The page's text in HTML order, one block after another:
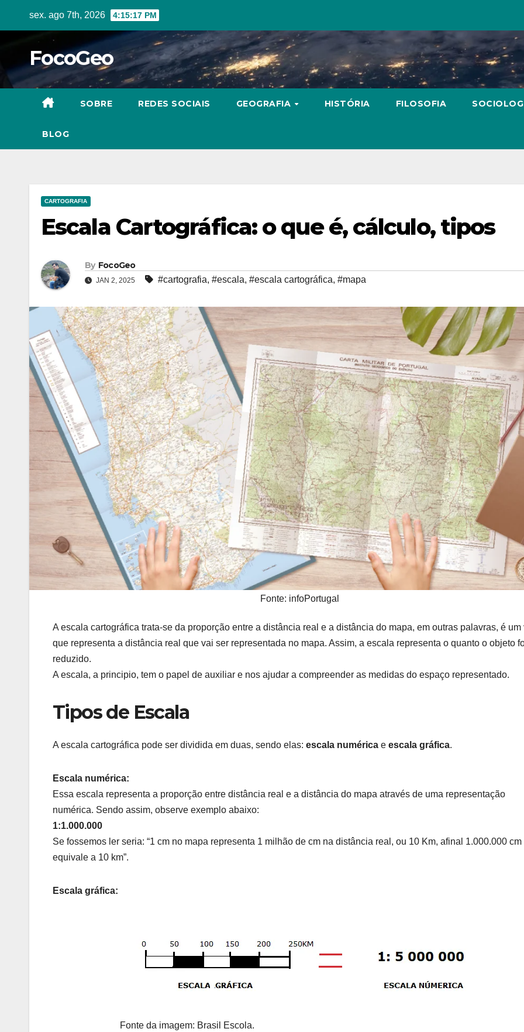
sex. ago 7th, 2026 4:15:19 PM
FocoGeo
SOBRE REDES SOCIAIS GEOGRAFIA HISTÓRIA FILOSOFIA
BLOG
CARTOGRAFIA
Escala Cartográfica: o que é, cálculo, tipos
By FocoGeo
JAN 2, 2025 #cartografia, #escala, #escala cartográfica, #mapa
Fonte: infoPortugal
A escala cartográfica trata-se da proporção entre a distância real e a distância do mapa, em outras palavras, é um
que representa a distância real que vai ser representada no mapa. Assim, a escala representa o quanto o objeto
reduzido.
A escala, a principio, tem o papel de auxiliar e nos ajudar a compreender as medidas do espaço representado.
Tipos de Escala
A escala cartográfica pode ser dividida em duas, sendo elas: escala numérica e escala gráfica.
Escala numérica:
Essa escala representa a proporção entre distância real e a distância do mapa através de uma representação
numérica. Sendo assim, observe exemplo abaixo:
1:1.000.000
Se fossemos ler seria: “1 cm no mapa representa 1 milhão de cm na distância real, ou 10 Km, afinal 1.000.000 cm
equivale a 10 km”.
Escala gráfica:
Fonte da imagem: Brasil Escola.